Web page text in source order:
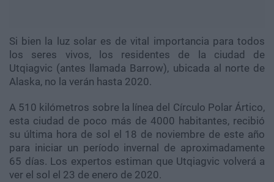
Si bien la luz solar es de vital importancia para todos
los seres vivos, los residentes de la ciudad de
Utqiagvic (antes llamada Barrow), ubicada al norte de
Alaska, no la verán hasta 2020.
A 510 kilómetros sobre la línea del Círculo Polar Ártico,
esta ciudad de poco más de 4000 habitantes, recibió
su última hora de sol el 18 de noviembre de este año
para iniciar un período invernal de aproximadamente
65 días. Los expertos estiman que Utqiagvic volverá a
ver el sol el 23 de enero de 2020.